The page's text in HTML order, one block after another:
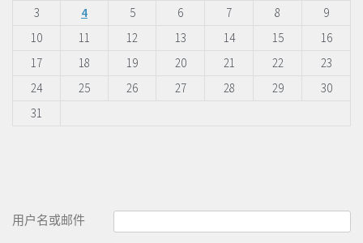
3
4 5 6 7 8
9
10
11 12 13 14 15
16
17
18 19 20 21 22
23
24
25 26 27 28 29
30
31
用户名或邮件